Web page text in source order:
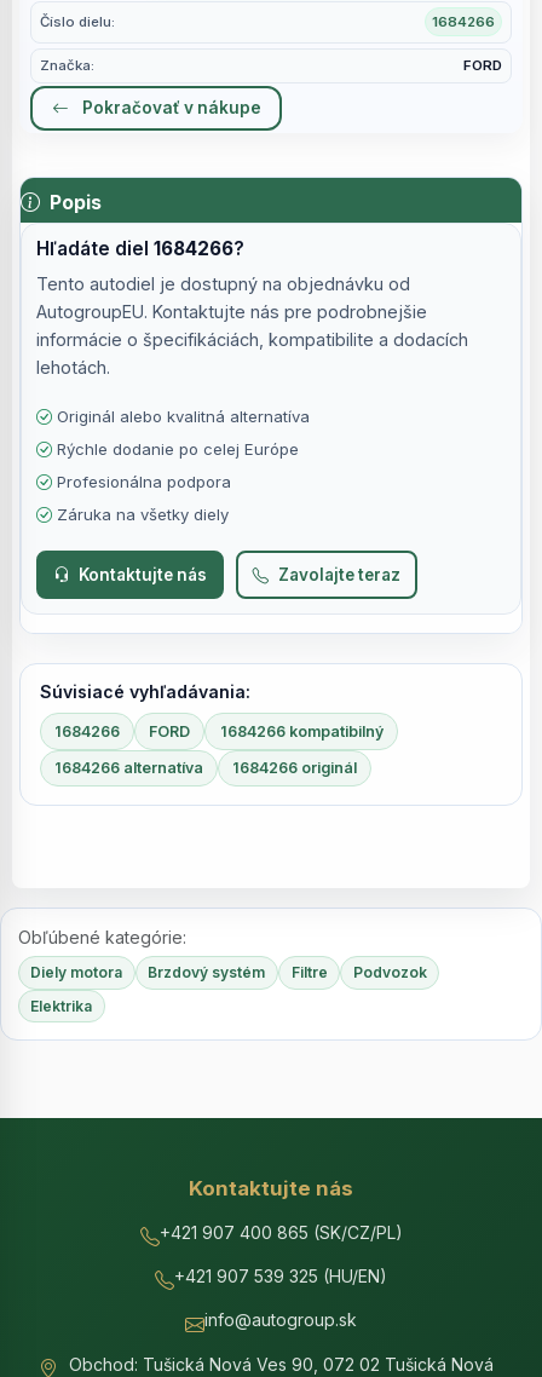
Číslo dielu: 1684266
Značka: FORD
Pokračovať v nákupe
Popis
Hľadáte diel1684266?
Tento autodiel je dostupný na objednávku od
AutogroupEU. Kontaktujte nás pre podrobnejšie
informácie o špecifikáciách, kompatibilite a dodacích
lehotách.
Originál alebo kvalitná alternatíva
Rýchle dodanie po celej Európe
Profesionálna podpora
Záruka na všetky diely
Kontaktujte nás Zavolajte teraz
Súvisiacé vyhľadávania:
1684266 FORD 1684266 kompatibilný
1684266 alternatíva 1684266 originál
Obľúbené kategórie:
Diely motora Brzdový systém Filtre
Podvozok
Elektrika
Kontaktujte nás
+421 907 400 865 (SK/CZ/PL)
+421 907 539 325 (HU/EN)
info@autogroup.sk
Obchod: Tušická Nová Ves 90, 072 02 Tušická Nová